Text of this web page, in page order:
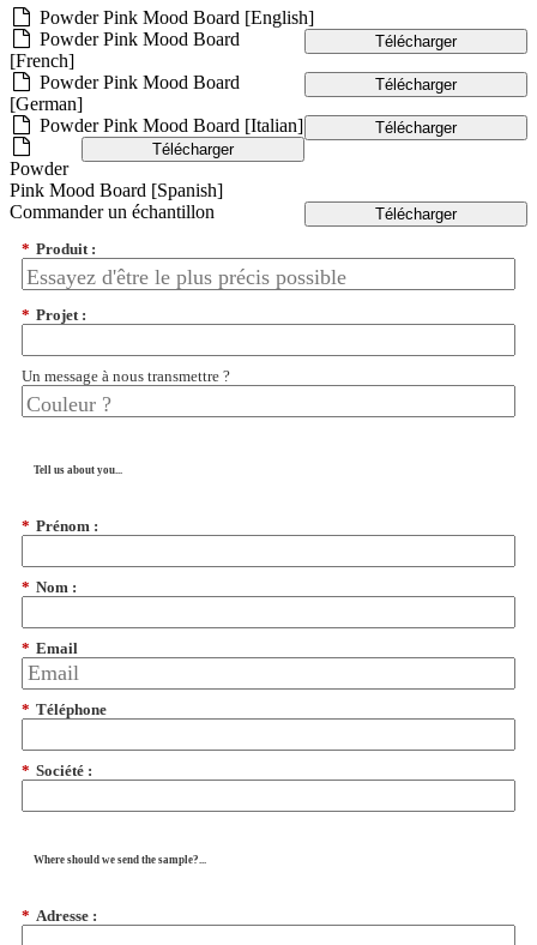
Powder Pink Mood Board [English]
Télécharger
Powder Pink Mood Board
[French]
Télécharger
Powder Pink Mood Board
[German]
Télécharger
Powder Pink Mood Board [Italian]
Télécharger
Powder
Pink Mood Board [Spanish]
Télécharger
Commander un échantillon
* Produit :
* Projet :
Un message à nous transmettre ?
Tell us about you...
* Prénom :
* Nom :
* Email
* Téléphone
* Société :
Where should we send the sample?...
* Adresse :